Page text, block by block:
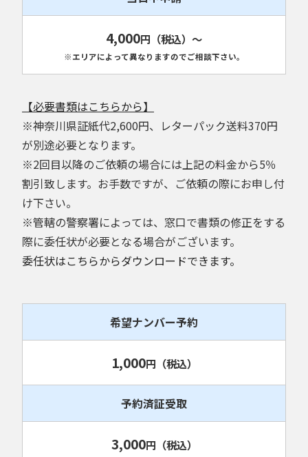
4,000円 （税込） ～
※エリアによって異なりますのでご相談下さい。
【必要書類はこちらから】
※神奈川県証紙代2,600円、レターパック送料370円
が別途必要となります。
※2回目以降のご依頼の場合には上記の料金から5％
割引致します。お手数ですが、ご依頼の際にお申し付
け下さい。
※管轄の警察署によっては、窓口で書類の修正をする
際に委任状が必要となる場合がございます。
委任状はこちらからダウンロードできます。
希望ナンバー予約
1,000円 （税込）
予約済証受取
3,000円 （税込）